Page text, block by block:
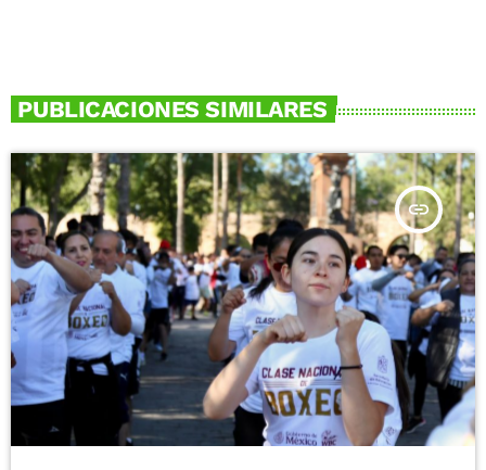
PUBLICACIONES SIMILARES
insert_link